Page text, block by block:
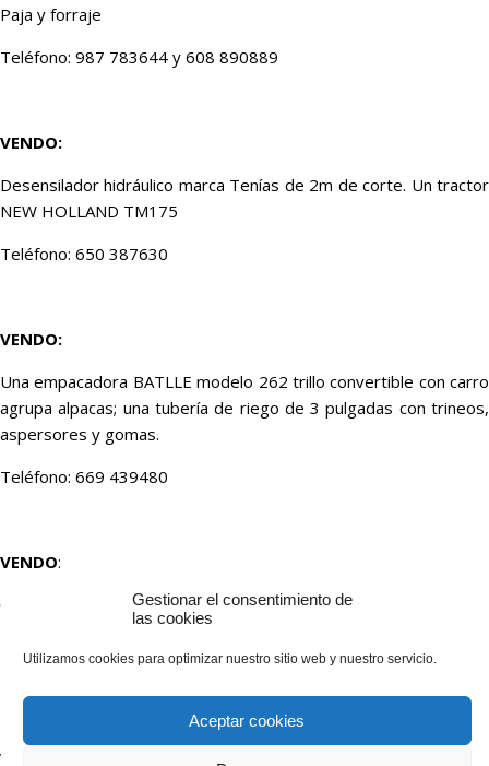
Gestionar el consentimiento de
las cookies
Utilizamos cookies para optimizar nuestro sitio web y nuestro servicio.
Aceptar cookies
Paja y forraje
Teléfono: 987 783644 y 608 890889
VENDO:
Desensilador hidráulico marca Tenías de 2m de corte. Un tractor
NEW HOLLAND TM175
Teléfono: 650 387630
VENDO:
Una empacadora BATLLE modelo 262 trillo convertible con carro
agrupa alpacas; una tubería de riego de 3 pulgadas con trineos,
aspersores y gomas.
Teléfono: 669 439480
VENDO:
Casa de pueblo en Toral de los Guzmanes a 8 km de Valencia de
VENDO